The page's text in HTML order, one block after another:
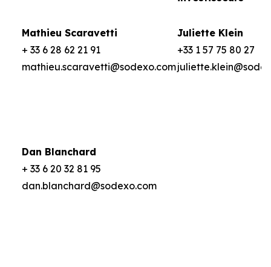
Mathieu Scaravetti
+ 33 6 28 62 21 91
mathieu.scaravetti@sodexo.com
Dan Blanchard
+ 33 6 20 32 81 95
dan.blanchard@sodexo.com
Juliette Klein
+33 1 57 75 80 27